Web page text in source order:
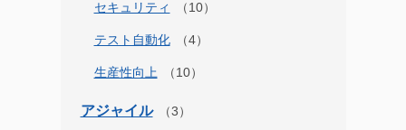
セキュリティ
テスト自動化
生産性向上
アジャイル